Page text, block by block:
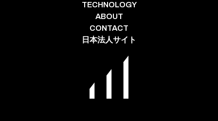
TECHNOLOGY
ABOUT
CONTACT
日本法人サイト